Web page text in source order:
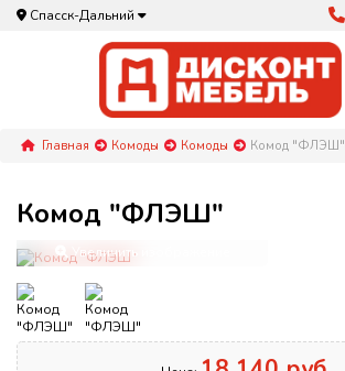
Спасск-Дальний
Главная Комоды Комоды Комод "ФЛЭШ"
Комод "ФЛЭШ"
Увеличить изображение